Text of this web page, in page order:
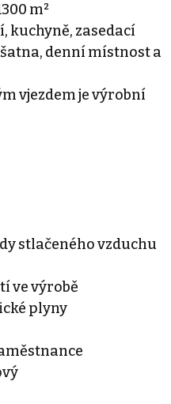
m²
kuchyně, zasedací
denní místnost a
vjezdem je výrobní
stlačeného vzduchu
ve výrobě
plyny